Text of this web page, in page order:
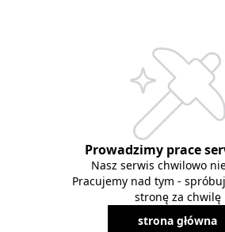
Prowadzimy prace
Nasz serwis chwilowo
Pracujemy nad tym -
stronę za chwilę
strona główna